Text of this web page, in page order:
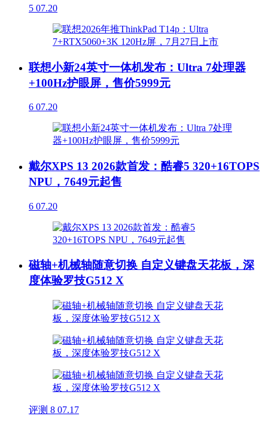
5 07.20
联想小新24英寸一体机发布：Ultra 7处理器
+100Hz护眼屏，售价5999元
6 07.20
戴尔XPS 13 2026款首发：酷睿5 320+16TOPS
NPU，7649元起售
6 07.20
磁轴+机械轴随意切换 自定义键盘天花板，深
度体验罗技G512 X
评测 8 07.17